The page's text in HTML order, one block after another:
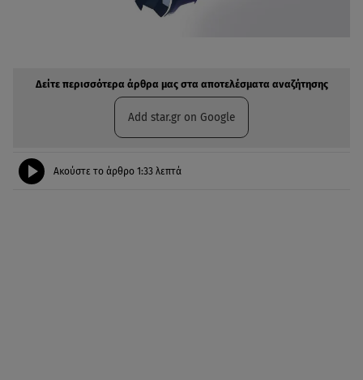
Δείτε περισσότερα άρθρα μας στα αποτελέσματα αναζήτησης
Add star.gr on Google
Ακούστε το άρθρο 1:33 λεπτά